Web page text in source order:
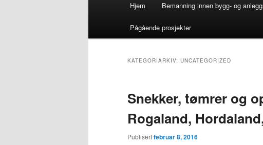
Hjem Bemanning innen bygg- og
Pågående prosjekter
KATEGORIARKIV: UNCATEGORIZED
Snekker, tømrer og
Rogaland,
Publisertfebruar 8, 2016